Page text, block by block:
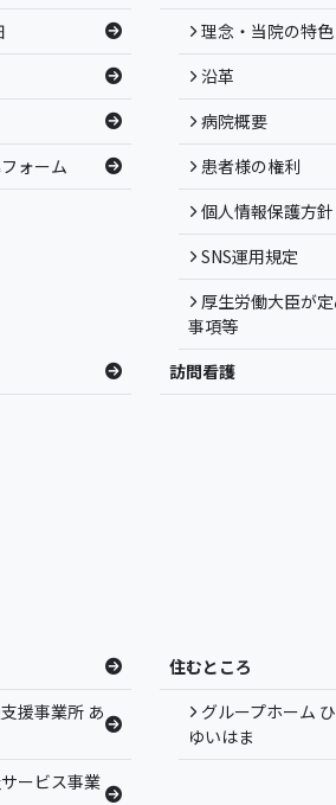
ォーム
理念・当院の特色
沿革
病院概要
患者様の権利
個人情報保護方針
SNS運用規定
厚生労働大臣が
事項等
訪問看護
援事業所 あ
ービス事業
住むところ
グループホーム
ゆいはま